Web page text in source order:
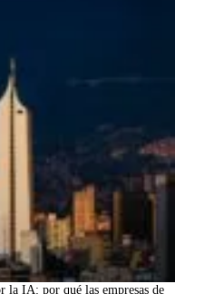
la IA: por qué las empresas de